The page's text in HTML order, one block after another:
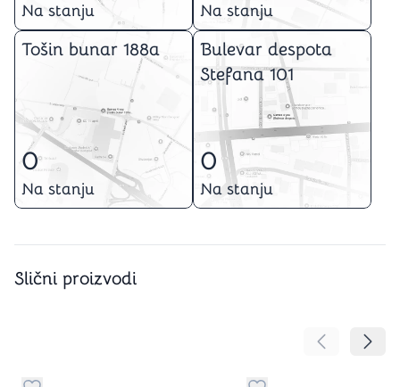
Na stanju Na stanju
Tošin bunar 188a
0
Na stanju
Bulevar despota
Stefana 101
0
Na stanju
Slični proizvodi
Pomeranje